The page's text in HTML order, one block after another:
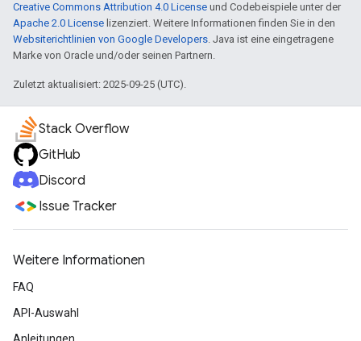
Creative Commons Attribution 4.0 License und Codebeispiele unter der
Apache 2.0 License lizenziert. Weitere Informationen finden Sie in den
Websiterichtlinien von Google Developers. Java ist eine eingetragene
Marke von Oracle und/oder seinen Partnern.
Zuletzt aktualisiert: 2025-09-25 (UTC).
Stack Overflow
GitHub
Discord
Issue Tracker
Weitere Informationen
FAQ
API-Auswahl